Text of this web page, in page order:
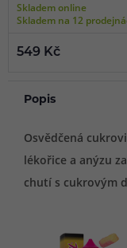
Skladem online
Skladem na 12
549 Kč
Popis
Osvědčená
lékořice a anýzu
chutí s cukrovým